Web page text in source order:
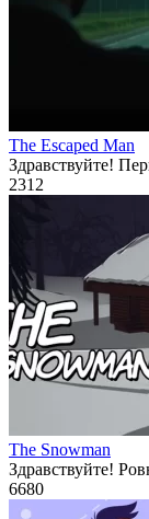
The Escaped Man
Здравствуйте!
2312
The Snowman
Здравствуйте!
6680